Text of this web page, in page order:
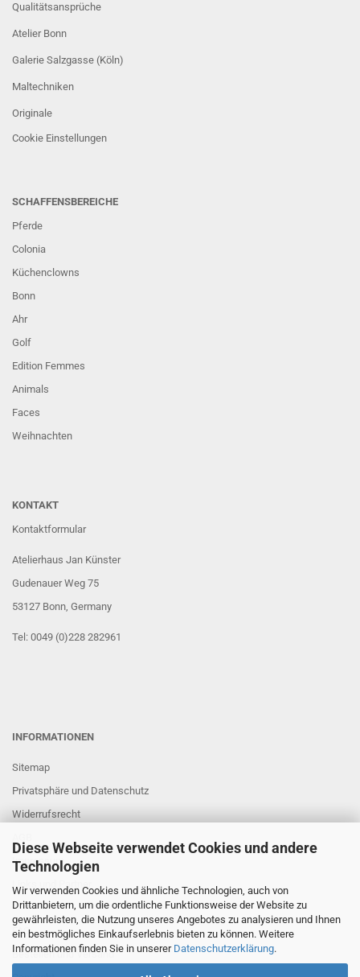
Diese Webseite verwendet Cookies und andere
Technologien
Wir verwenden Cookies und ähnliche Technologien, auch von
Drittanbietern, um die ordentliche Funktionsweise der Website zu
gewährleisten, die Nutzung unseres Angebotes zu analysieren und Ihnen
ein bestmögliches Einkaufserlebnis bieten zu können. Weitere
Informationen finden Sie in unserer Datenschutzerklärung.
Qualitätsansprüche
Atelier Bonn
Galerie Salzgasse (Köln)
Maltechniken
Originale
Cookie Einstellungen
SCHAFFENSBEREICHE
Pferde
Colonia
Küchenclowns
Bonn
Ahr
Golf
Edition Femmes
Animals
Faces
Weihnachten
KONTAKT
Kontaktformular
Atelierhaus Jan Künster
Gudenauer Weg 75
53127 Bonn, Germany
Tel: 0049 (0)228 282961
INFORMATIONEN
Sitemap
Privatsphäre und Datenschutz
Widerrufsrecht
Impressum
Links und Partner
FAQ
Bestellen und Versand